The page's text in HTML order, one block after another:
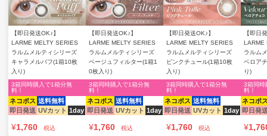
【即日発送OK♪】
LARME MELTY SERIES
ラルムメルティシリーズ
キャラメルパフ(1箱10枚
入り)
ネコポス 送料無料
即日発送 UVカット 1day
3箱同時購入で1箱分無
料！
¥1,760 税込
【即日発送OK♪】
LARME MELTY SERIES
ラルムメルティシリーズ
ベージュフィルター(1箱1
0枚入り)
ネコポス 送料無料
即日発送 UVカット 1day
3箱同時購入で1箱分無
料！
¥1,760 税込
【即日発送OK♪】
LARME MELTY SERIES
ラルムメルティシリーズ
ピンクチュール(1箱10枚
入り)
ネコポス 送料無料
即日発送 UVカット 1day
3箱同時購入で1箱分無
料！
¥1,760 税込
【即日
LARME
ラルム
ベロア
り)
ネコポ
即日発
3箱同時
料！
¥